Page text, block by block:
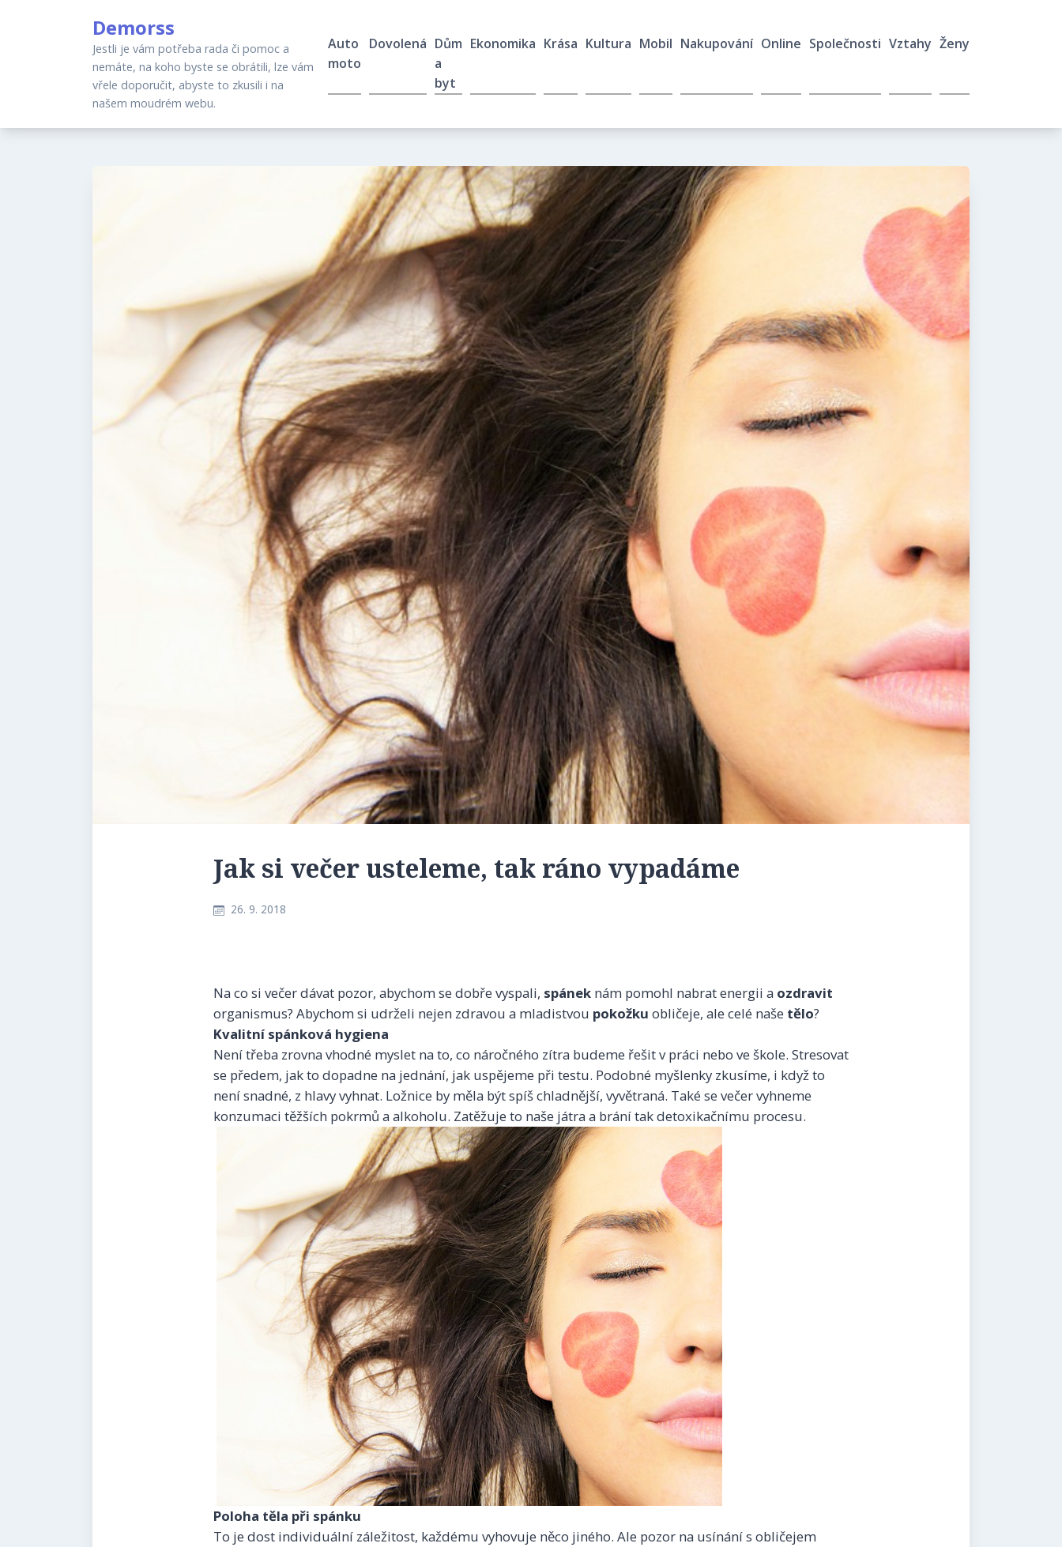
Demorss
Jestli je vám potřeba rada či pomoc a
nemáte, na koho byste se obrátili, lze vám
vřele doporučit, abyste to zkusili i na
našem moudrém webu.
Auto
moto
Dovolená Dům
a
byt
Ekonomika Krása Kultura Mobil Nakupování Online Společnosti Vztahy Ženy
Jak si večer usteleme, tak ráno vypadáme
26. 9. 2018
Na co si večer dávat pozor, abychom se dobře vyspali, spánek nám pomohl nabrat energii a ozdravit
organismus? Abychom si udrželi nejen zdravou a mladistvou pokožku obličeje, ale celé naše tělo?
Kvalitní spánková hygiena
Není třeba zrovna vhodné myslet na to, co náročného zítra budeme řešit v práci nebo ve škole. Stresovat
se předem, jak to dopadne na jednání, jak uspějeme při testu. Podobné myšlenky zkusíme, i když to
není snadné, z hlavy vyhnat. Ložnice by měla být spíš chladnější, vyvětraná. Také se večer vyhneme
konzumaci těžších pokrmů a alkoholu. Zatěžuje to naše játra a brání tak detoxikačnímu procesu.
Poloha těla při spánku
To je dost individuální záležitost, každému vyhovuje něco jiného. Ale pozor na usínání s obličejem